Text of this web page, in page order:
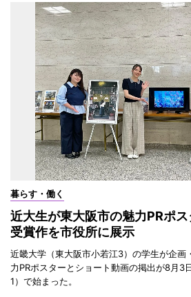
暮らす・働く
近大生が東大阪市の魅力PRポ
受賞作を市役所に展示
近畿大学（東大阪市小若江3）の学生が企画
力PRポスターとショート動画の掲出が8月3
1）で始まった。